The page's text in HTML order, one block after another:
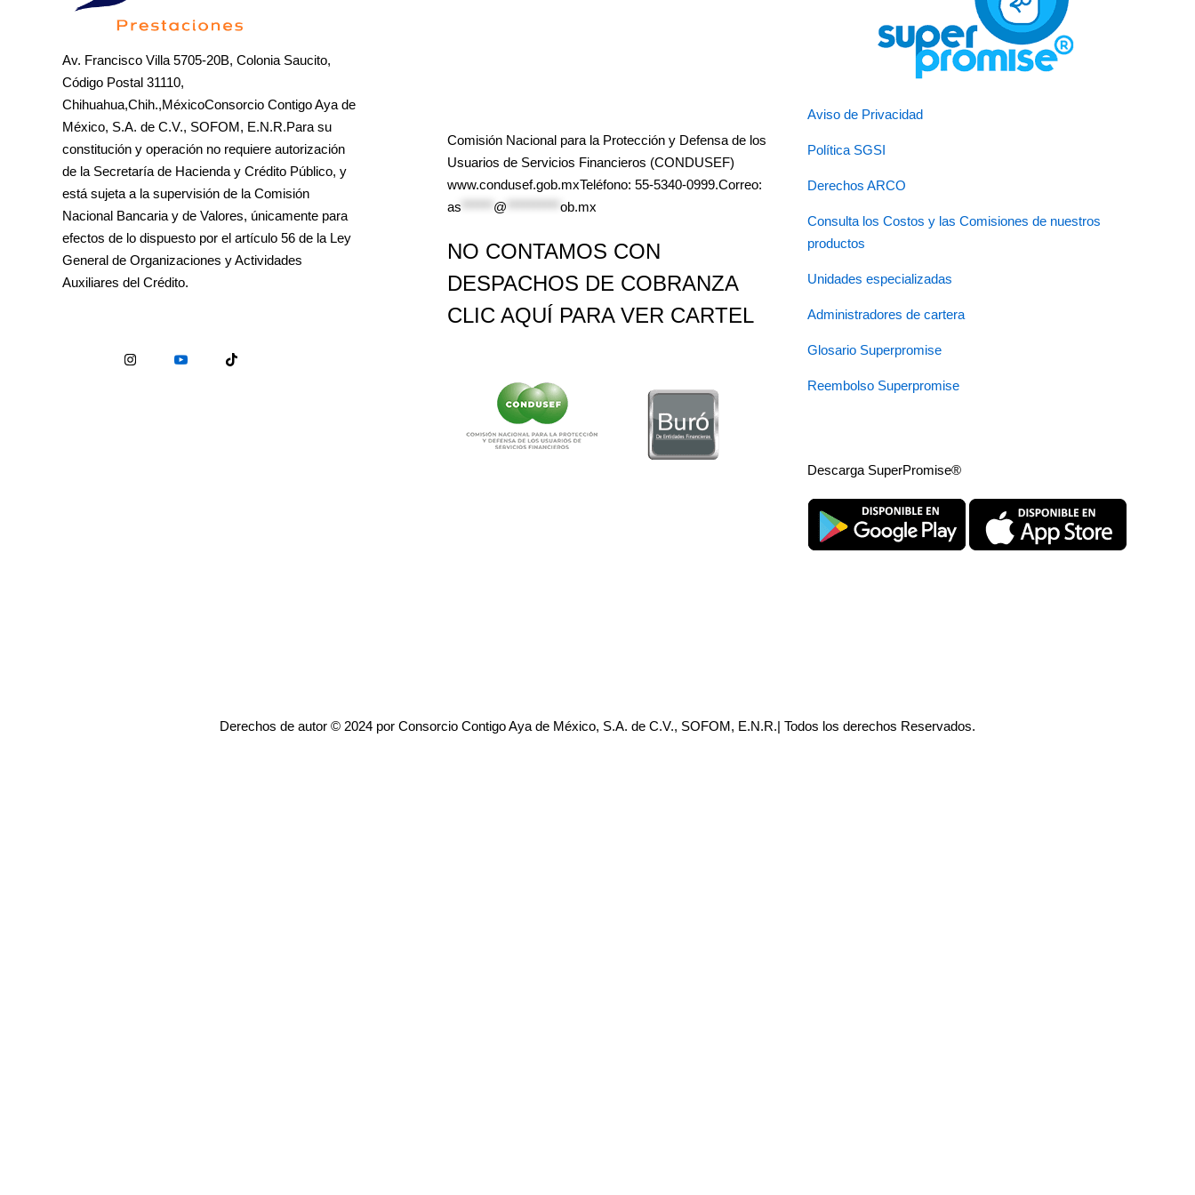
Av. Francisco Villa 5705-20B, Colonia Saucito,
Código Postal 31110,
Chihuahua,Chih.,MéxicoConsorcio Contigo Aya de
México, S.A. de C.V., SOFOM, E.N.R.Para su
constitución y operación no requiere autorización
de la Secretaría de Hacienda y Crédito Público, y
está sujeta a la supervisión de la Comisión
Nacional Bancaria y de Valores, únicamente para
efectos de lo dispuesto por el artículo 56 de la Ley
General de Organizaciones y Actividades
Auxiliares del Crédito.
Comisión Nacional para la Protección y Defensa de los
Usuarios de Servicios Financieros (CONDUSEF)
www.condusef.gob.mxTeléfono: 55-5340-0999.Correo:
as
@ ob.mx
NO CONTAMOS CON
DESPACHOS DE COBRANZA
CLIC AQUÍ PARA VER CARTEL
Aviso de Privacidad
Política SGSI
Derechos ARCO
Consulta los Costos y las Comisiones de nuestros
productos
Unidades especializadas
Administradores de cartera
Glosario Superpromise
Reembolso Superpromise
Descarga SuperPromise®
Derechos de autor © 2024 por Consorcio Contigo Aya de México, S.A. de C.V., SOFOM, E.N.R.| Todos los derechos Reservados.